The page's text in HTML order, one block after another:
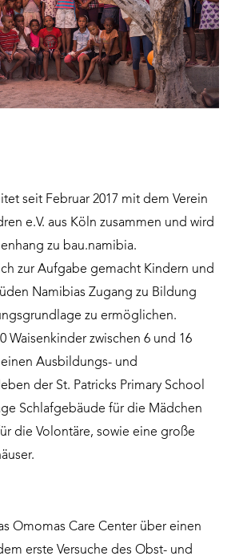
seit Februar 2017 mit dem Verein
e.V. aus Köln zusammen und wird
zu bau.namibia.
zur Aufgabe gemacht Kindern und
Namibias Zugang zu Bildung
zu ermöglichen.
Waisenkinder zwischen 6 und 16
Ausbildungs- und
der St. Patricks Primary School
Schlafgebäude für die Mädchen
die Volontäre, sowie eine große
Omomas Care Center über einen
erste Versuche des Obst- und